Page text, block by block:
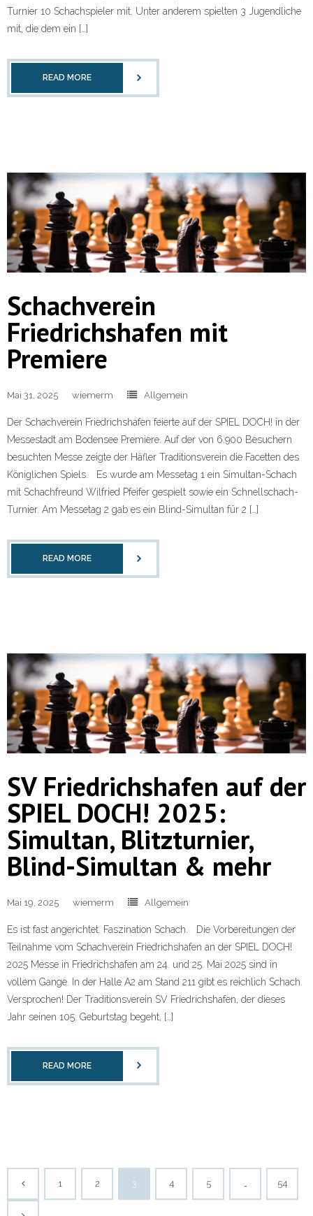
Turnier 10 Schachspieler mit. Unter anderem spielten 3 Jugendliche
mit, die dem ein […]
READ MORE
Schachverein
Friedrichshafen mit
Premiere
Mai 31, 2025 wiemerm Allgemein
Der Schachverein Friedrichshafen feierte auf der SPIEL DOCH! in der
Messestadt am Bodensee Premiere. Auf der von 6.900 Besuchern
besuchten Messe zeigte der Häfler Traditionsverein die Facetten des
Königlichen Spiels. Es wurde am Messetag 1 ein Simultan-Schach
mit Schachfreund Wilfried Pfeifer gespielt sowie ein Schnellschach-
Turnier. Am Messetag 2 gab es ein Blind-Simultan für 2 […]
READ MORE
SV Friedrichshafen auf der
SPIEL DOCH! 2025:
Simultan, Blitzturnier,
Blind-Simultan & mehr
Mai 19, 2025 wiemerm Allgemein
Es ist fast angerichtet. Faszination Schach. Die Vorbereitungen der
Teilnahme vom Schachverein Friedrichshafen an der SPIEL DOCH!
2025 Messe in Friedrichshafen am 24. und 25. Mai 2025 sind in
vollem Gange. In der Halle A2 am Stand 211 gibt es reichlich Schach.
Versprochen! Der Traditionsverein SV Friedrichshafen, der dieses
Jahr seinen 105. Geburtstag begeht, […]
READ MORE
1 2 3 4 5 54